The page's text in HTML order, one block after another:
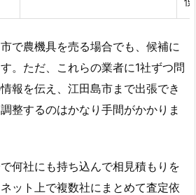
で農機具を売る場合でも、候補に
。ただ、これらの業者に1社ずつ問
報を伝え、江田島市まで出張でき
整するのはかなり手間がかかりま
何社にも持ち込んで相見積もりを
ット上で複数社にまとめて査定依